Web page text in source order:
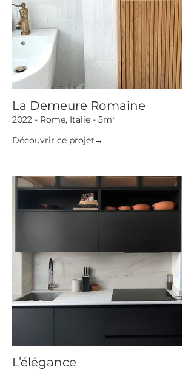
La Demeure Romaine
2022 - Rome, Italie - 5m²
Découvrir ce projet→
L’élégance